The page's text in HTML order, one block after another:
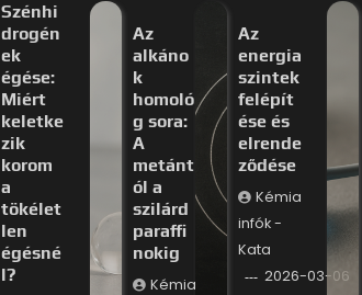
Szénhi
drogén
ek
égése:
Miért
keletke
zik
korom
a
tökélet
len
égésné
l?
Az
alkáno
k
homoló
g sora:
A
metánt
ól a
szilárd
paraffi
nokig
Kémia
Az
energia
szintek
felépít
ése és
elrende
ződése
Kémia
infók -
Kata
2026-03-06